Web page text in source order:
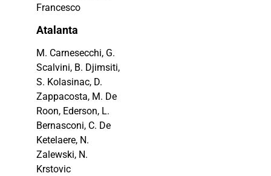
Francesco
Atalanta
M. Carnesecchi, G.
Scalvini, B. Djimsiti,
S. Kolasinac, D.
Zappacosta, M. De
Roon, Ederson, L.
Bernasconi, C. De
Ketelaere, N.
Zalewski, N.
Krstovic